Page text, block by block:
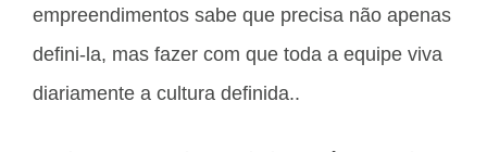
empreendimentos sabe que precisa não apenas
defini-la, mas fazer com que toda a equipe viva
diariamente a cultura definida..